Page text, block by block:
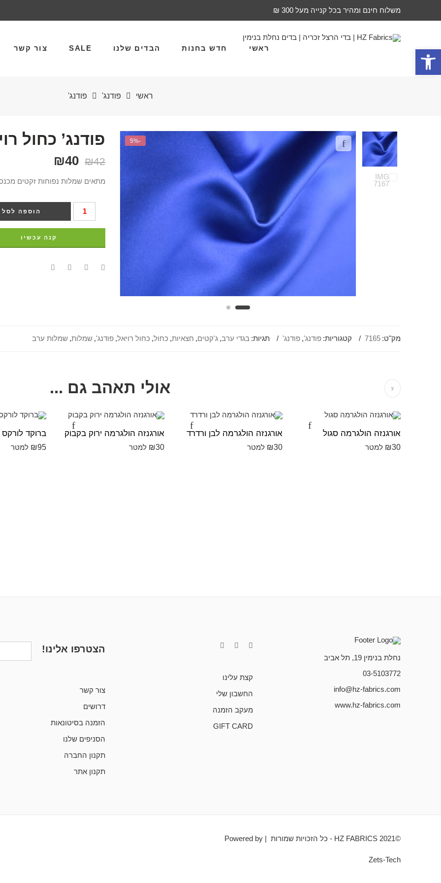
פתח סרגל נגישות
משלוח חינם ומהיר בכל קנייה מעל 300 ₪
ראשי חדש בחנות הבדים שלנו SALE צור קשר
ראשי פודנג' פודנג'
-5% פודנג’ כחול
₪42
₪40
מתאים שמלות נפוחות זקטים
הוספה לסל
קנה עכשיו
מק"ט: 7165 קטגוריות: פודנג', פודנג' תגיות: בגדי ערב, ג'קטים, חצאיות, כחול, כחול רויאל, פודנג', שמלות, שמלות ערב
אולי תאהב גם ...
אורגנזה הולגרמה סגול
₪30 למטר
אורגנזה הולגרמה לבן ורדרד
₪30 למטר
אורגנזה הולגרמה ירוק בקבוק
₪30 למטר
ברוקד
₪95 למטר
נחלת בנימין 19, תל אביב
03-5103772
info@hz-fabrics.com
www.hz-fabrics.com
קצת עלינו
החשבון שלי
מעקב הזמנה
GIFT CARD
הצטרפו אלינו!
צור קשר
דרושים
הזמנה בסיטונאות
הסניפים שלנו
תקנון החברה
תקנון אתר
©HZ FABRICS 2021 - כל הזכויות שמורות | Powered by
Zets-Tech